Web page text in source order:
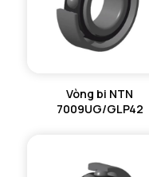
Vòng bi NTN
7009UG/GLP42